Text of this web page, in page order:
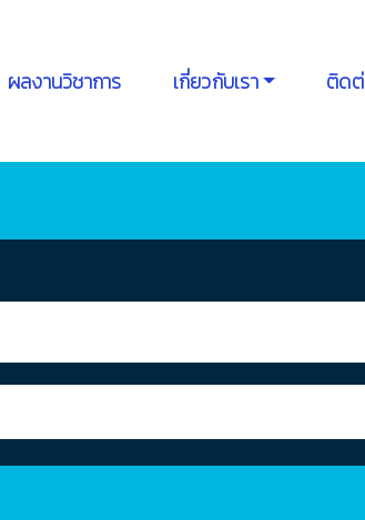
ผลงานวิชาการ เกี่ยวกับเรา ติดต่